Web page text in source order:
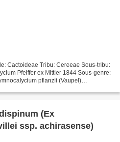
Cactoideae Tribu: Cereeae Sous-tribu:
Pfeiffer ex Mittler 1844 Sous-genre:
pflanzii (Vaupel)
(Ex
ssp. achirasense)